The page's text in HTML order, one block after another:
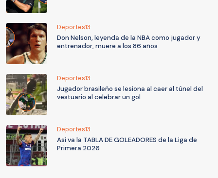
Deportes13
Don Nelson, leyenda de la NBA como jugador y
entrenador, muere a los 86 años
Deportes13
Jugador brasileño se lesiona al caer al túnel del
vestuario al celebrar un gol
Deportes13
Así va la TABLA DE GOLEADORES de la Liga de
Primera 2026